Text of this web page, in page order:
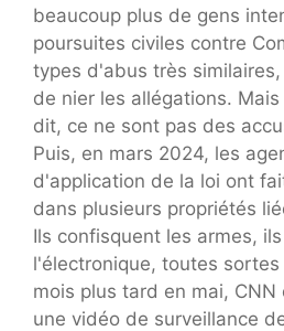
beaucoup plus de gens
poursuites civiles contre
types d'abus très
de nier les allégations.
dit, ce ne sont pas des
Puis, en mars 2024, les
d'application de la loi ont
dans plusieurs propriétés
Ils confisquent les armes,
l'électronique, toutes
mois plus tard en mai,
une vidéo de surveillance